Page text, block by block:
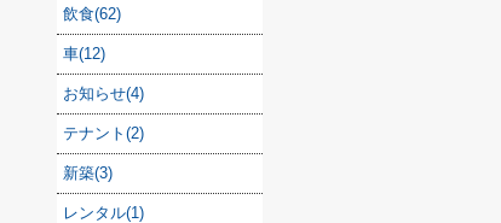
飲食(62)
車(12)
お知らせ(4)
テナント(2)
新築(3)
レンタル(1)